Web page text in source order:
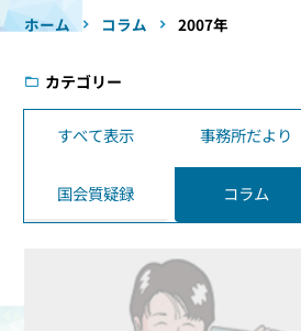
ホーム コラム 2007年
カテゴリー
すべて表示 事務所だより
国会質疑録 コラム